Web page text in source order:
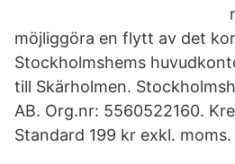
möjliggöra en flytt av det
Stockholmshems
till Skärholmen.
AB. Org.nr: 5560522160.
Standard 199 kr exkl.